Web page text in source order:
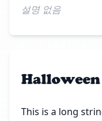
설명 없음
Halloween
This is a long